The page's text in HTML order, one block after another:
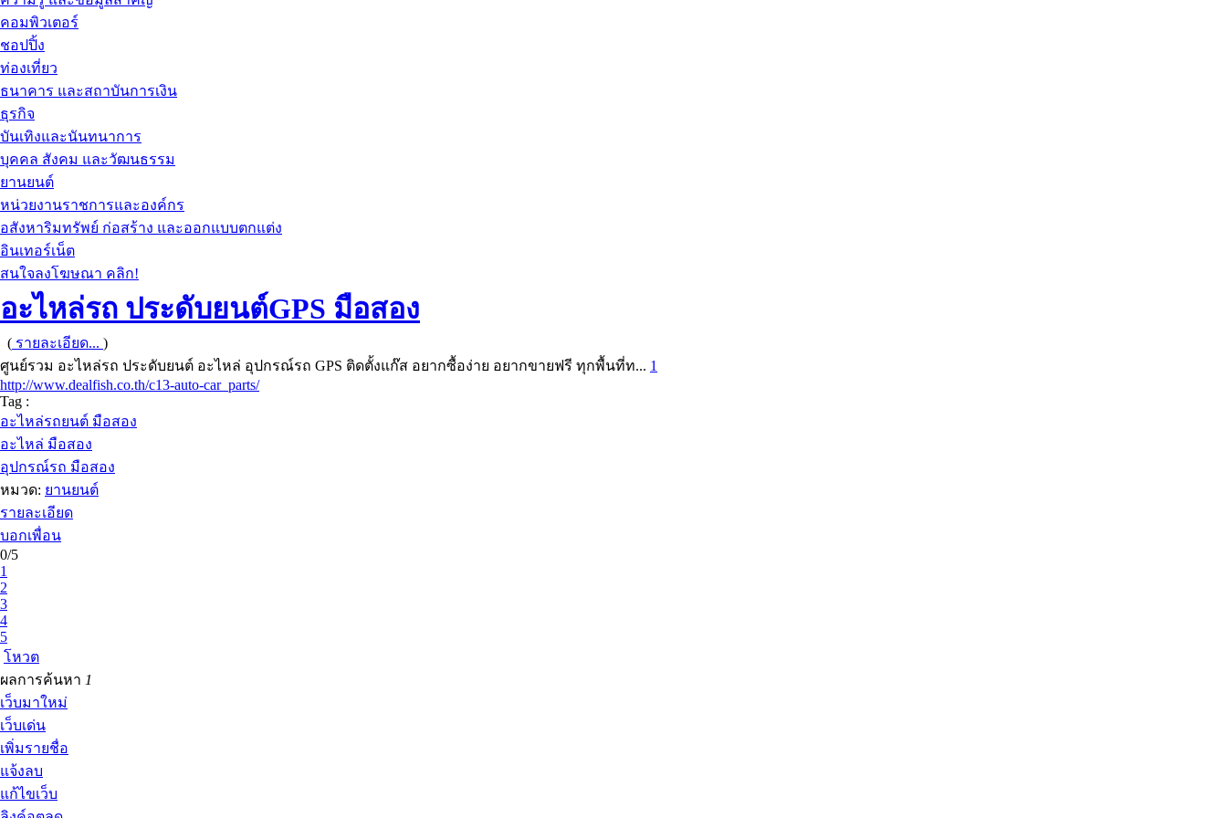
คอมพิวเตอร์
ชอปปิ้ง
ท่องเที่ยว
ธนาคาร และสถาบันการเงิน
ธุรกิจ
บันเทิงและนันทนาการ
บุคคล สังคม และวัฒนธรรม
ยานยนต์
หน่วยงานราชการและองค์กร
อสังหาริมทรัพย์ ก่อสร้าง และออกแบบตกแต่ง
อินเทอร์เน็ต
สนใจลงโฆษณา คลิก!
อะไหล่รถ ประดับยนต์GPS มือสอง
( รายละเอียด... )
ศูนย์รวม อะไหล่รถ ประดับยนต์ อะไหล่ อุปกรณ์รถ GPS ติดตั้งแก๊ส อยากซื้อง่าย อยากขายฟรี ทุกพื้นที่ท... 1
http://www.dealfish.co.th/c13-auto-car_parts/
Tag :
อะไหล่รถยนต์ มือสอง
อะไหล่ มือสอง
อุปกรณ์รถ มือสอง
หมวด: ยานยนต์
รายละเอียด
บอกเพื่อน
0/5
1
2
3
4
5
โหวต
ผลการค้นหา 1
เว็บมาใหม่
เว็บเด่น
เพิ่มรายชื่อ
แจ้งลบ
แก้ไขเว็บ